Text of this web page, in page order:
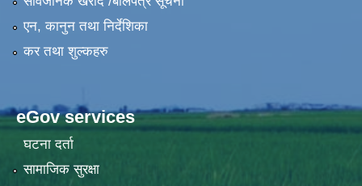
एन, कानुन तथा निर्देशिका
कर तथा शुल्कहरु
eGov services
घटना दर्ता
सामाजिक सुरक्षा